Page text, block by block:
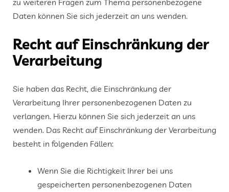
Daten können Sie sich jederzeit an uns wenden.
Recht auf Einschränkung der
Verarbeitung
Sie haben das Recht, die Einschränkung der
Verarbeitung Ihrer personenbezogenen Daten zu
verlangen. Hierzu können Sie sich jederzeit an uns
wenden. Das Recht auf Einschränkung der Verarbeitung
besteht in folgenden Fällen:
Wenn Sie die Richtigkeit Ihrer bei uns
gespeicherten personenbezogenen Daten